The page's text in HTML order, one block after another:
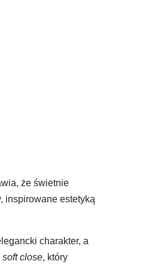
że świetnie
inspirowane estetyką
charakter, a
soft close, który